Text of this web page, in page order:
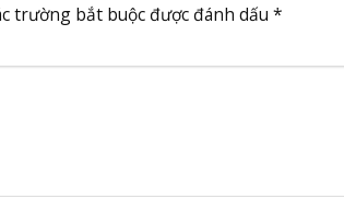
trường bắt buộc được đánh dấu *